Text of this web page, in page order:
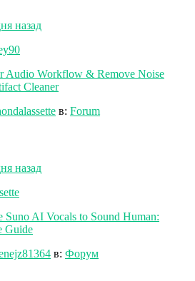
назад
Audio Workflow & Remove Noise
Cleaner
в: Forum
назад
Suno AI Vocals to Sound Human:
Guide
в: Форум